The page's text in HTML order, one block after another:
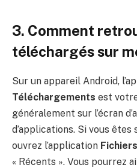
3. Comment
téléchargés sur
Sur un appareil Android,
Téléchargements est
généralement sur l’écran
d’applications. Si vous êtes
ouvrez l’application Fichiers
« Récents ». Vous pourrez